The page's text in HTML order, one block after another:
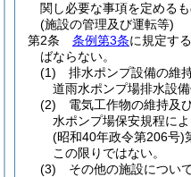
関し必要な事項を定めるも
(施設の管理及び運転等)
第2条
条例第3条に規定す
ばならない。
(1)
排水ポンプ設備の維
道雨水ポンプ場排水設
(2)
電気工作物の維持及
水ポンプ場保安規程によ
(昭和40年政令第206号)
この限りではない。
(3)
その他の施設につい